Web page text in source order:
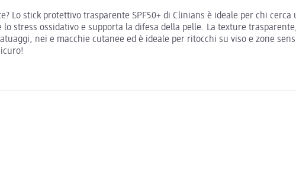
Lo stick protettivo trasparente SPF50+ di Clinians è ideale per chi
stress ossidativo e supporta la difesa della pelle. La texture
nei e macchie cutanee ed è ideale per ritocchi su viso e zone